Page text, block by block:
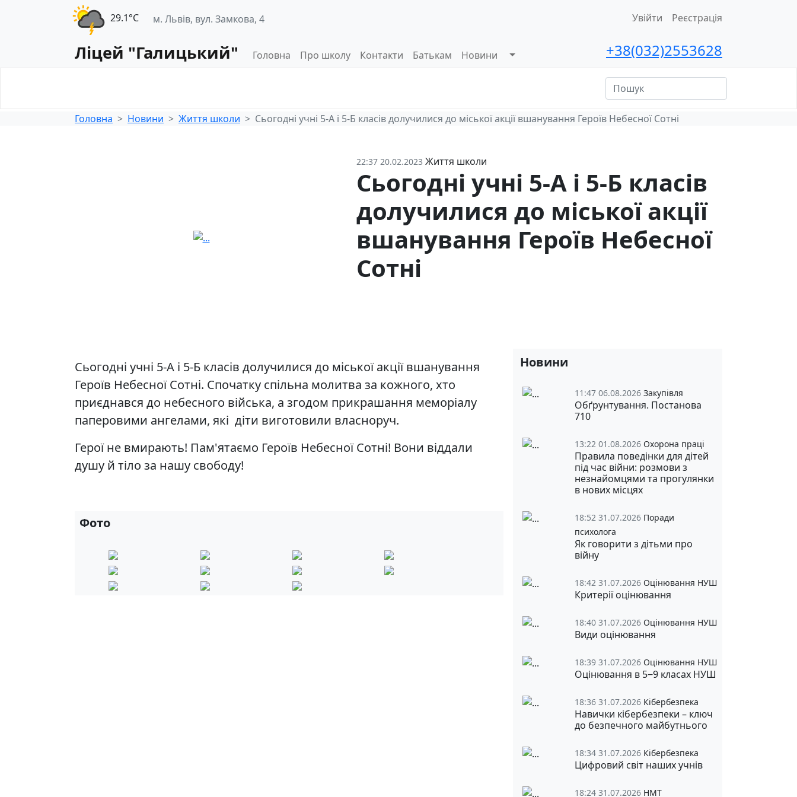
29.1°С м. Львів, вул. Замкова, 4 Увійти Реєстрація
Ліцей "Галицький" Головна Про школу Контакти Батькам Новини +38(032)2553628
Головна
Новини Життя школи Сьогодні учні 5-А і 5-Б класів долучилися до міської акції вшанування Героїв Небесної Сотні
22:37 20.02.2023 Життя школи
Сьогодні учні 5-А і 5-Б класів
долучилися до міської акції
вшанування Героїв Небесної
Сотні
Сьогодні учні 5-А і 5-Б класів долучилися до міської акції вшанування
Героїв Небесної Сотні. Спочатку спільна молитва за кожного, хто
приєднався до небесного війська, а згодом прикрашання меморіалу
паперовими ангелами, які діти виготовили власноруч.
Герої не вмирають! Пам'ятаємо Героїв Небесної Сотні! Вони віддали
душу й тіло за нашу свободу!
Фото
Новини
11:47 06.08.2026 Закупівля
Обґрунтування. Постанова
710
13:22 01.08.2026 Охорона праці
Правила поведінки для дітей
під час війни: розмови з
незнайомцями та прогулянки
в нових місцях
18:52 31.07.2026 Поради
психолога
Як говорити з дітьми про
війну
18:42 31.07.2026 Оцінювання НУШ
Критерії оцінювання
18:40 31.07.2026 Оцінювання НУШ
Види оцінювання
18:39 31.07.2026 Оцінювання НУШ
Оцінювання в 5‒9 класах НУШ
18:36 31.07.2026 Кібербезпека
Навички кібербезпеки – ключ
до безпечного майбутнього
18:34 31.07.2026 Кібербезпека
Цифровий світ наших учнів
18:24 31.07.2026 НМТ